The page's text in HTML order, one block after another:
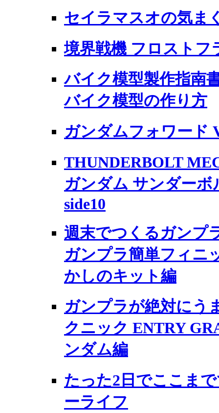
セイラマスオの気ま
境界戦機 フロストフ
バイク模型製作指南
バイク模型の作り方
ガンダムフォワード
THUNDERBOLT
ガンダム サンダーボ
side10
週末でつくるガンプ
ガンプラ簡単フィニ
かしのキット編
ガンプラが絶対にう
クニック ENTRY
ンダム編
たった2日でここま
ーライフ